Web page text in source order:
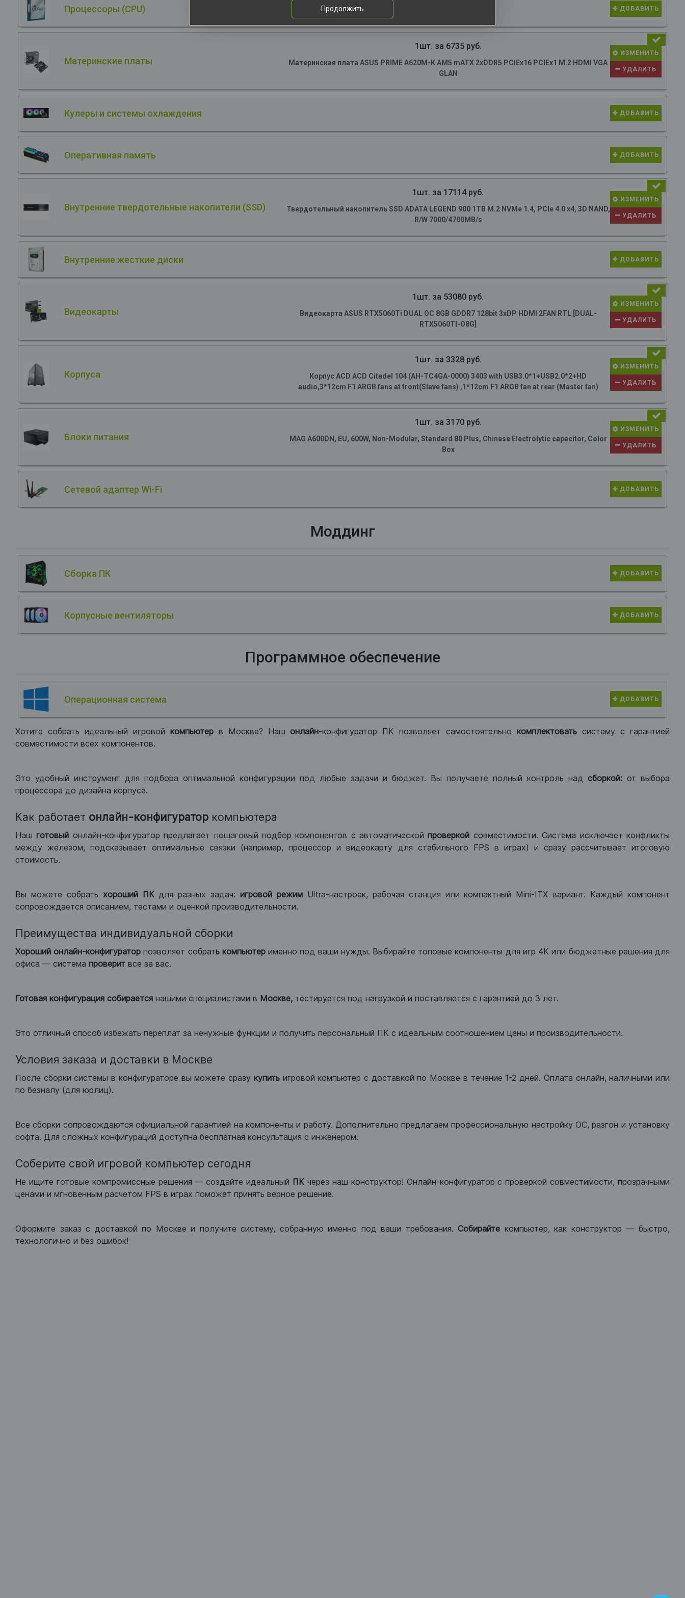
Процессоры (CPU) ДОБАВИТЬ
Материнские платы
1шт. за 6735 руб.
Материнская плата ASUS PRIME A620M-K AM5 mATX 2xDDR5 PCIEx16 PCIEx1 M.2 HDMI VGA
GLAN
ИЗМЕНИТЬ
УДАЛИТЬ
Кулеры и системы охлаждения ДОБАВИТЬ
Оперативная память ДОБАВИТЬ
Внутренние твердотельные накопители (SSD)
1шт. за 17114 руб.
Твердотельный накопитель SSD ADATA LEGEND 900 1TB M.2 NVMe 1.4, PCIe 4.0 x4, 3D NAND,
R/W 7000/4700MB/s
ИЗМЕНИТЬ
УДАЛИТЬ
Внутренние жесткие диски ДОБАВИТЬ
Видеокарты
1шт. за 53080 руб.
Видеокарта ASUS RTX5060Ti DUAL OC 8GB GDDR7 128bit 3xDP HDMI 2FAN RTL [DUAL-
RTX5060TI-O8G]
ИЗМЕНИТЬ
УДАЛИТЬ
Корпуса
1шт. за 3328 руб.
Корпус ACD ACD Citadel 104 (AH-TC4GA-0000) 3403 with USB3.0*1+USB2.0*2+HD
audio,3*12cm F1 ARGB fans at front(Slave fans) ,1*12cm F1 ARGB fan at rear (Master fan)
ИЗМЕНИТЬ
УДАЛИТЬ
Блоки питания
1шт. за 3170 руб.
MAG A600DN, EU, 600W, Non-Modular, Standard 80 Plus, Chinese Electrolytic capacitor, Color
Box
ИЗМЕНИТЬ
УДАЛИТЬ
Сетевой адаптер Wi-Fi ДОБАВИТЬ
Моддинг
Сборка ПК ДОБАВИТЬ
Корпусные вентиляторы ДОБАВИТЬ
Программное обеспечение
Операционная система ДОБАВИТЬ
Хотите собрать идеальный игровой компьютер в Москве? Нашонлайн-конфигуратор ПК позволяет самостоятельно комплектоватьсистему с гарантией
совместимости всех компонентов.
Это удобный инструмент для подбора оптимальной конфигурации под любые задачи и бюджет. Вы получаете полный контроль над сборкой: от выбора
процессора до дизайна корпуса.
Как работает онлайн-конфигуратор компьютера
Нашготовый онлайн-конфигуратор предлагает пошаговый подбор компонентов с автоматическойпроверкой совместимости. Система исключает конфликты
между железом, подсказывает оптимальные связки (например, процессор и видеокарту для стабильного FPS в играх) и сразу рассчитывает итоговую
стоимость.
Вы можете собрать хороший ПКдля разных задач:игровой режим Ultra-настроек, рабочая станция или компактный Mini-ITX вариант. Каждый компонент
сопровождается описанием, тестами и оценкой производительности.
Преимущества индивидуальной сборки
Хороший онлайн-конфигуратор позволяет собрать компьютерименно под ваши нужды. Выбирайте топовые компоненты для игр 4К или бюджетные решения для
офиса — система проверит все за вас.
Готовая конфигурация собирается нашими специалистами в Москве, тестируется под нагрузкой и поставляется с гарантией до 3 лет.
Это отличный способ избежать переплат за ненужные функции и получить персональный ПК с идеальным соотношением цены и производительности.
Условия заказа и доставки в Москве
После сборки системы в конфигураторе вы можете сразу купитьигровой компьютер с доставкой по Москве в течение 1-2 дней. Оплата онлайн, наличными или
по безналу (для юрлиц).
Все сборки сопровождаются официальной гарантией на компоненты и работу. Дополнительно предлагаем профессиональную настройку ОС, разгон и установку
софта. Для сложных конфигураций доступна бесплатная консультация с инженером.
Соберите свой игровой компьютер сегодня
Не ищите готовые компромиссные решения — создайте идеальный ПК через наш конструктор! Онлайн-конфигуратор с проверкой совместимости, прозрачными
ценами и мгновенным расчетом FPS в играх поможет принять верное решение.
Оформите заказ с доставкой по Москве и получите систему, собранную именно под ваши требования.Собирайте компьютер, как конструктор — быстро,
технологично и без ошибок!
Продолжить